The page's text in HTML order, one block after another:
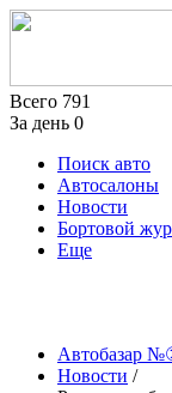
Всего 791
За день 0
Поиск авто
Автосалоны
Новости
Бортовой
Еще
Автобазар
Новости /